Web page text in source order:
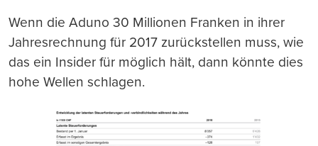
Wenn die Aduno 30 Millionen Franken in ihrer
Jahresrechnung für 2017 zurückstellen muss, wie
das ein Insider für möglich hält, dann könnte dies
hohe Wellen schlagen.